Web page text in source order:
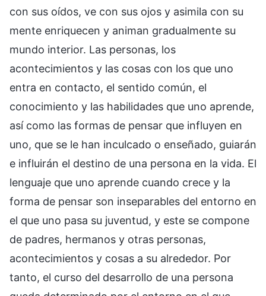
con sus oídos, ve con sus ojos y asimila con su
mente enriquecen y animan gradualmente su
mundo interior. Las personas, los
acontecimientos y las cosas con los que uno
entra en contacto, el sentido común, el
conocimiento y las habilidades que uno aprende,
así como las formas de pensar que influyen en
uno, que se le han inculcado o enseñado, guiarán
e influirán el destino de una persona en la vida. El
lenguaje que uno aprende cuando crece y la
forma de pensar son inseparables del entorno en
el que uno pasa su juventud, y este se compone
de padres, hermanos y otras personas,
acontecimientos y cosas a su alrededor. Por
tanto, el curso del desarrollo de una persona